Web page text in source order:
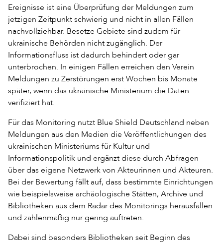
Ereignisse ist eine Überprüfung der Meldungen zum
jetzigen Zeitpunkt schwierig und nicht in allen Fällen
nachvollziehbar. Besetze Gebiete sind zudem für
ukrainische Behörden nicht zugänglich. Der
Informationsfluss ist dadurch behindert oder gar
unterbrochen. In einigen Fällen erreichen den Verein
Meldungen zu Zerstörungen erst Wochen bis Monate
später, wenn das ukrainische Ministerium die Daten
verifiziert hat.
Für das Monitoring nutzt Blue Shield Deutschland neben
Meldungen aus den Medien die Veröffentlichungen des
ukrainischen Ministeriums für Kultur und
Informationspolitik und ergänzt diese durch Abfragen
über das eigene Netzwerk von Akteurinnen und Akteuren.
Bei der Bewertung fällt auf, dass bestimmte Einrichtungen
wie beispielsweise archäologische Stätten, Archive und
Bibliotheken aus dem Radar des Monitorings herausfallen
und zahlenmäßig nur gering auftreten.
Dabei sind besonders Bibliotheken seit Beginn des